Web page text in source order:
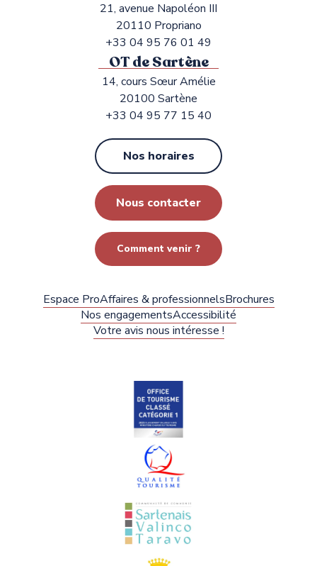
21, avenue Napoléon III
20110 Propriano
+33 04 95 76 01 49
OT de Sartène
14, cours Sœur Amélie
20100 Sartène
+33 04 95 77 15 40
Nos horaires
Nous contacter
Comment venir ?
Espace ProAffaires & professionnelsBrochures
Nos engagementsAccessibilité
Votre avis nous intéresse !